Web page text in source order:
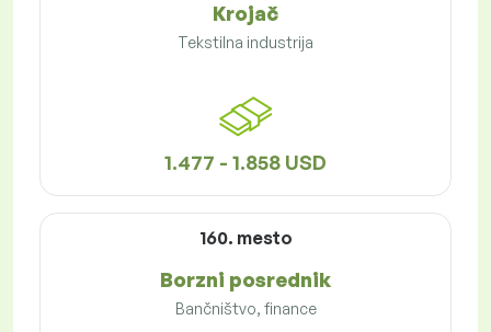
Krojač
Tekstilna industrija
1.477 - 1.858 USD
160. mesto
Borzni posrednik
Bančništvo, finance